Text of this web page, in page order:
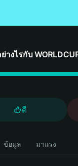
งไรกับ
ดี
ข้อมูล มาแรง